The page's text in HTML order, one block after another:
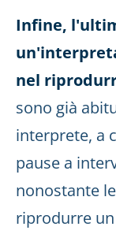
Infine,
nel
sono già
interprete, a
pause a
nonostante
riprodurre